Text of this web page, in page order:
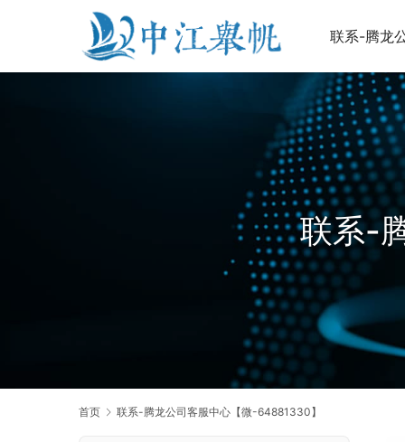
联系-腾龙
联系-
首页 联系-腾龙公司客服中心【微-64881330】